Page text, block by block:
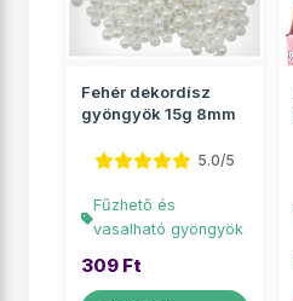
Fehér dekordísz
gyöngyök 15g 8mm
5.0/5
Fűzhető és
vasalható gyöngyök
309 Ft